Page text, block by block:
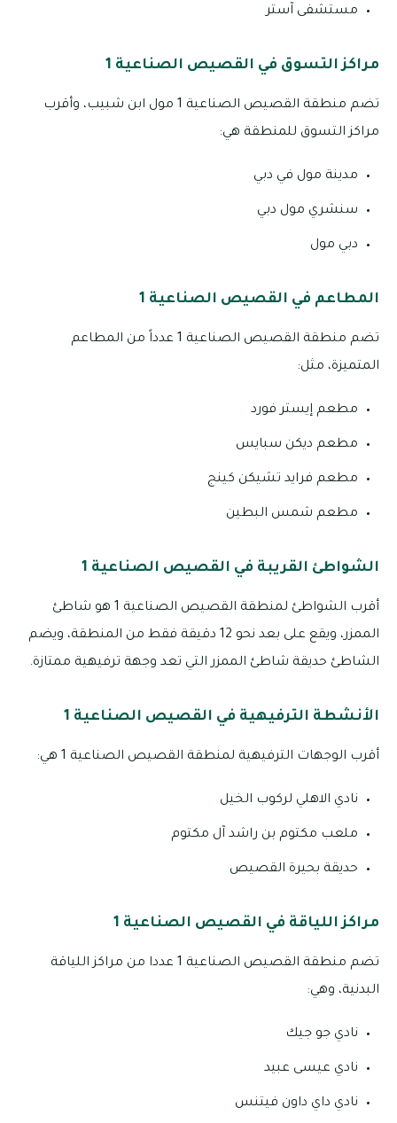
مستشفى آستر
مراكز التسوق في القصيص الصناعية 1
تضم منطقة القصيص الصناعية 1 مول ابن شبيب، وأقرب
مراكز التسوق للمنطقة هي:
مدينة مول في دبي
سنشري مول دبي
دبي مول
المطاعم في القصيص الصناعية 1
تضم منطقة القصيص الصناعية 1 عدداً من المطاعم
المتميزة، مثل:
مطعم إيستر فورد
مطعم ديكن سبايس
مطعم فرايد تشيكن كينج
مطعم شمس البطين
الشواطئ القريبة في القصيص الصناعية 1
أقرب الشواطئ لمنطقة القصيص الصناعية 1 هو شاطئ
الممزر، ويقع على بعد نحو 12 دقيقة فقط من المنطقة، ويضم
الشاطئ حديقة شاطئ الممزر التي تعد وجهة ترفيهية ممتازة.
الأنشطة الترفيهية في القصيص الصناعية 1
أقرب الوجهات الترفيهية لمنطقة القصيص الصناعية 1 هي:
نادي الاهلي لركوب الخيل
ملعب مكتوم بن راشد آل مكتوم
حديقة بحيرة القصيص
مراكز اللياقة في القصيص الصناعية 1
تضم منطقة القصيص الصناعية 1 عددا من مراكز اللياقة
البدنية، وهي:
نادي جو جيك
نادي عيسى عبيد
نادي داي داون فيتنس